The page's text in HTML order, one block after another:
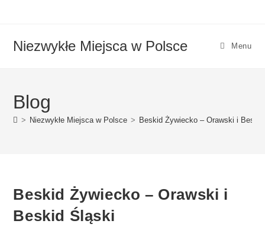
Niezwykłe Miejsca w Polsce Menu
Blog
> Niezwykłe Miejsca w Polsce > Beskid Żywiecko – Orawski i
Beskid Żywiecko – Orawski i
Beskid Śląski